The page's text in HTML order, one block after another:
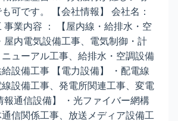
可です。 【会社情報】 会社名：
事業内容 ： 【屋内線・給排水・空
屋内電気設備工事、電気制御・計
ューアル工事、給排水・空調設備
設備工事 【電力設備】 ・配電線
設備工事、発電所関連工事、変電
報通信設備】 ・光ファイバー網構
信関係工事、放送メディア設備工